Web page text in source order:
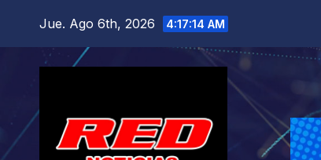
contenido
Jue. Ago 6th, 2026 4:17:16 AM